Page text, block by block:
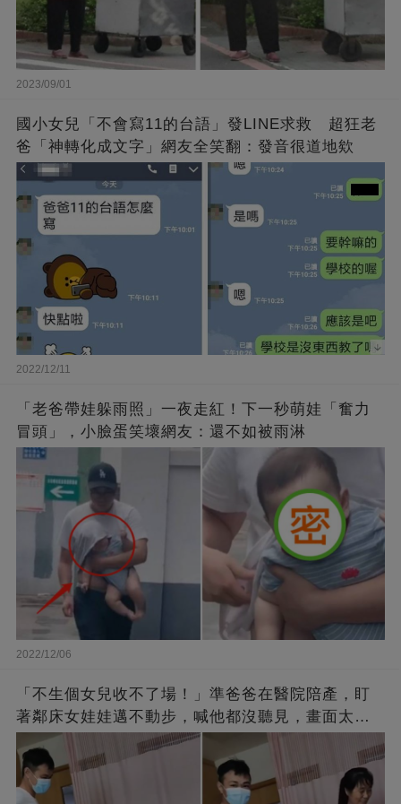
2023/09/01
國小女兒「不會寫11的台語」發LINE求救 超狂老
爸「神轉化成文字」網友全笑翻：發音很道地欸
2022/12/11
「老爸帶娃躲雨照」一夜走紅！下一秒萌娃「奮力
冒頭」，小臉蛋笑壞網友：還不如被雨淋
2022/12/06
「不生個女兒收不了場！」準爸爸在醫院陪產，盯
著鄰床女娃娃邁不動步，喊他都沒聽見，畫面太有
愛了！